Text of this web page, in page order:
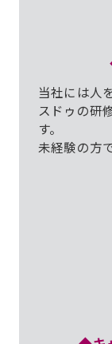
当社には人
スドゥの研
す。
未経験の方